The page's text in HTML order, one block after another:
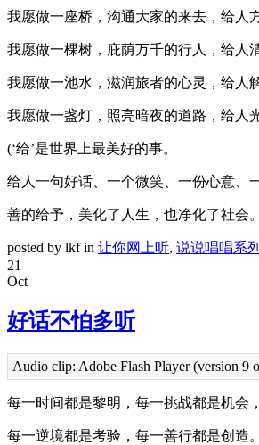
我愿做一座桥，沟通大家的来去，给人
我愿做一棵树，庇荫万千的行人，给人
我愿做一池水，滋润旅者的心灵，给人
我愿做一盏灯，照亮暗夜的道路，给人
(‘给’是世界上最美好的事。
给人一句好话、一个微笑、一份心意、
善的给予，美化了人生，也净化了社会。
posted by lkf in 让你网上听, 说说唱唱系列
21
Oct
好话不怕多听
Audio clip: Adobe Flash Player (version 9
每一时间都是黎明，每一挑战都是机会，
每一逆境都是考验，每一善行都是创造。